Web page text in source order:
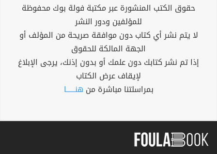
حقوق الكتب المنشورة عبر مكتبة فولة بوك محفوظة
للمؤلفين ودور النشر
لا يتم نشر أي كتاب دون موافقة صريحة من المؤلف أو
الجهة المالكة للحقوق
إذا تم نشر كتابك دون علمك أو بدون إذنك، يرجى الإبلاغ
لإيقاف عرض الكتاب
بمراسلتنا مباشرة من هنــــــا